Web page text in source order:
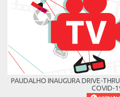
PAUDALHO INAUGURA DRIVE-
COVID-